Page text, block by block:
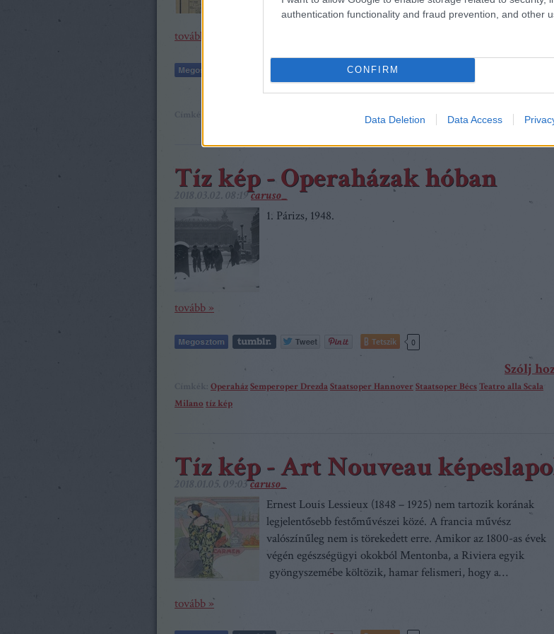
authentication functionality and fraud prevention, and other
CONFIRM
Data Deletion Data Access
kétszereplős operát, olyan…
tovább »
Tetszik
Szólj
A kékszakállú herceg vára tíz kép
Tíz kép - Operaházak hóban
2018.03.02. 08:19caruso_
1. Párizs, 1948.
tovább »
Tetszik 0
Szólj
OperaházSemperoper DrezdaStaatsoper HannoverStaatsoper BécsTeatro alla Scala
Milano tíz kép
Tíz kép - Art Nouveau
2018.01.05. 09:03caruso_
Ernest Louis Lessieux (1848 – 1925) nem tartozik korának
legjelentősebb festőművészei közé. A francia művész
valószínűleg nem is törekedett erre. Amikor az 1800-as évek
végén egészségügyi okokból Mentonba, a Riviera egyik
gyöngyszemébe költözik, hamar felismeri, hogy a…
tovább »